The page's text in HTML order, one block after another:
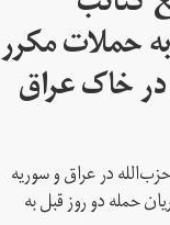
حملات مکرر
خاک عراق
در عراق و سوریه
حمله دو روز قبل به